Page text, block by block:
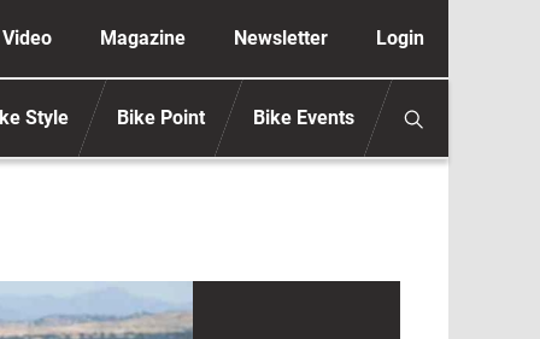
secondaria anonimo
Video Magazine Newsletter Login
Style Bike Point Bike Events